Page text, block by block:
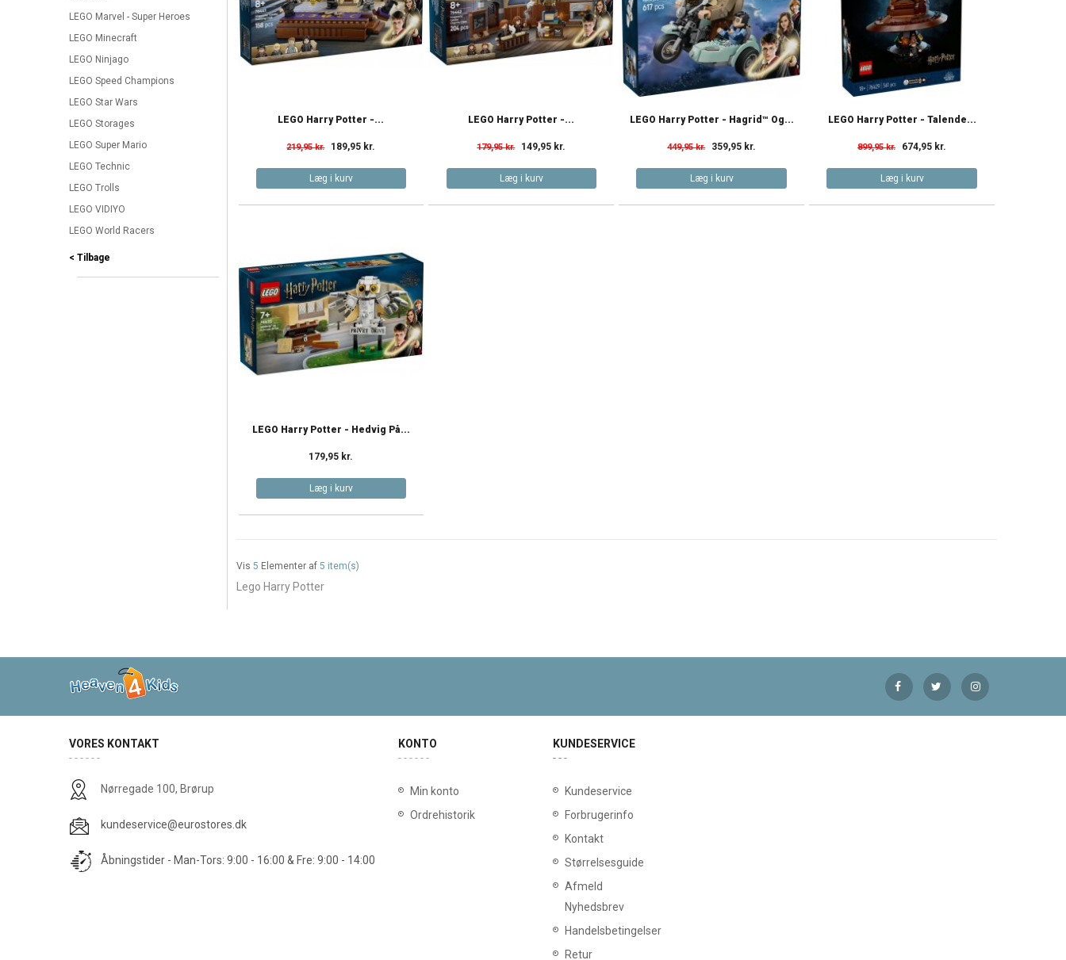
LEGO Marvel - Super Heroes
LEGO Minecraft
LEGO Ninjago
LEGO Speed Champions
LEGO Star Wars
LEGO Storages
LEGO Super Mario
LEGO Technic
LEGO Trolls
LEGO VIDIYO
LEGO World Racers
< Tilbage
LEGO Harry Potter -...
219,95 kr. 189,95 kr.
Læg i kurv
LEGO Harry Potter -...
179,95 kr. 149,95 kr.
Læg i kurv
LEGO Harry Potter - Hagrid™ Og...
449,95 kr. 359,95 kr.
Læg i kurv
LEGO Harry Potter - Talende...
899,95 kr. 674,95 kr.
Læg i kurv
LEGO Harry Potter - Hedvig På...
179,95 kr.
Læg i kurv
Vis 5 Elementer af 5 item(s)
Lego Harry Potter
VORES KONTAKT
Nørregade 100, Brørup
kundeservice@eurostores.dk
Åbningstider - Man-Tors: 9:00 - 16:00 & Fre: 9:00 - 14:00
KONTO
Min konto
Ordrehistorik
KUNDESERVICE
Kundeservice
Forbrugerinfo
Kontakt
Størrelsesguide
Afmeld
Nyhedsbrev
Handelsbetingelser
Retur